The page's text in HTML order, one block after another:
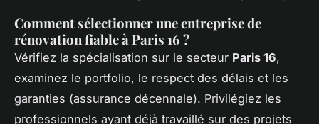
Comment sélectionner une entreprise de
rénovation fiable à Paris 16 ?
Vérifiez la spécialisation sur le secteur Paris 16,
examinez le portfolio, le respect des délais et les
garanties (assurance décennale). Privilégiez les
professionnels ayant déjà travaillé sur des projets